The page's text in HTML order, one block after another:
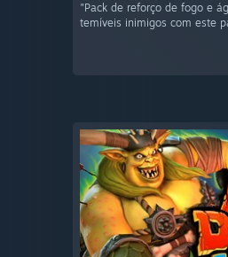
"Pack de reforço de fogo e
temíveis inimigos com este